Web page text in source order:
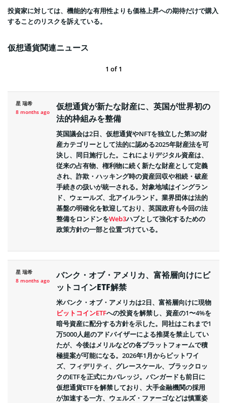
投資家に対しては、機能的な有用性よりも価格上昇への期待だけで購入
することのリスクを訴えている。
仮想通貨関連ニュース
1 of1
星 瑞希
8 months ago
仮想通貨が新たな財産に、英国が世界初の
法的枠組みを整備
英国議会は2日、仮想通貨やNFTを独立した第3の財
産カテゴリーとして法的に認める2025年財産法を可
決し、同日施行した。これによりデジタル資産は、
従来の占有物、権利物に続く新たな財産として定義
され、詐欺・ハッキング時の資産回収や相続・破産
手続きの扱いが統一される。対象地域はイングラン
ド、ウェールズ、北アイルランド。業界団体は法的
基盤の明確化を歓迎しており、英国政府も今回の法
整備をロンドンをWeb3ハブとして強化するための
政策方針の一部と位置づけている。
星 瑞希
8 months ago
バンク・オブ・アメリカ、富裕層向けにビ
ットコインETF解禁
米バンク・オブ・アメリカは2日、富裕層向けに現物
ビットコインETFへの投資を解禁し、資産の1〜4%を
暗号資産に配分する方針を示した。同社はこれまで1
万5000人超のアドバイザーによる推奨を禁止してい
たが、今後はメリルなどの各プラットフォームで積
極提案が可能になる。2026年1月からビットワイ
ズ、フィデリティ、グレースケール、ブラックロッ
クのETFを正式にカバレッジ。バンガードも前日に
仮想通貨ETFを解禁しており、大手金融機関の採用
が加速する一方、ウェルズ・ファーゴなどは慎重姿